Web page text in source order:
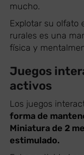
mucho.
Explotar su olfato
rurales es una
física y
Juegos
activos
Los juegos
forma de
Miniatura de 2
estimulado.